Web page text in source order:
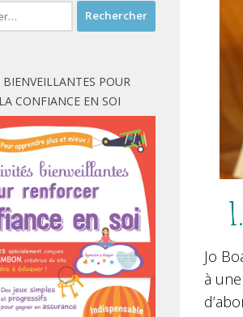
Jo
à
BIENVEILLANTES POUR
CONFIANCE EN SOI